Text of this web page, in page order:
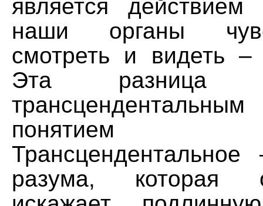
является
наши органы
смотреть и видеть
Эта разница
понятием
разума, которая